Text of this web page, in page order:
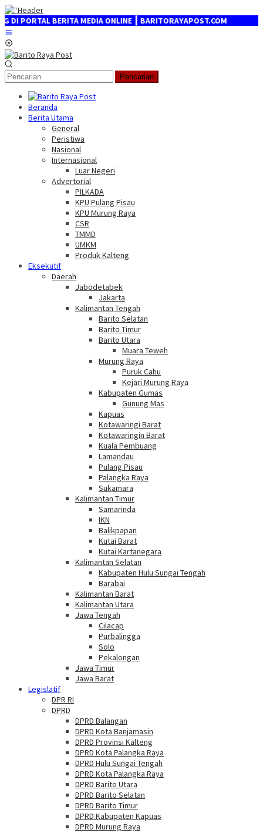
Loncat
ke
konten
BERITA MEDIA ONLINE ┃ BARITORAYAPOST.COM
Pencarian
Beranda
Berita Utama
General
Peristiwa
Nasional
Internasional
Luar Negeri
Advertorial
PILKADA
KPU Pulang Pisau
KPU Murung Raya
CSR
TMMD
UMKM
Produk Kalteng
Eksekutif
Daerah
Jabodetabek
Jakarta
Kalimantan Tengah
Barito Selatan
Barito Timur
Barito Utara
Muara Teweh
Murung Raya
Puruk Cahu
Kejari Murung Raya
Kabupaten Gumas
Gunung Mas
Kapuas
Kotawaringi Barat
Kotawaringin Barat
Kuala Pembuang
Lamandau
Pulang Pisau
Palangka Raya
Sukamara
Kalimantan Timur
Samarinda
IKN
Balikpapan
Kutai Barat
Kutai Kartanegara
Kalimantan Selatan
Kabupaten Hulu Sungai Tengah
Barabai
Kalimantan Barat
Kalimantan Utara
Jawa Tengah
Cilacap
Purbalingga
Solo
Pekalongan
Jawa Timur
Jawa Barat
Legislatif
DPR RI
DPRD
DPRD Balangan
DPRD Kota Banjamasin
DPRD Provinsi Kalteng
DPRD Kota Palangka Raya
DPRD Hulu Sungai Tengah
DPRD Kota Palangka Raya
DPRD Barito Utara
DPRD Barito Selatan
DPRD Barito Timur
DPRD Kabupaten Kapuas
DPRD Murung Raya